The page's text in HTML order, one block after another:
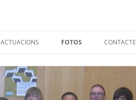
ACTUACIONS FOTOS CONTACTE